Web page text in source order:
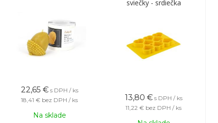
22,65 € s DPH / ks
18,41 € bez DPH / ks
Na sklade
sviečky - srdiečka
13,80 € s DPH / ks
11,22 € bez DPH / ks